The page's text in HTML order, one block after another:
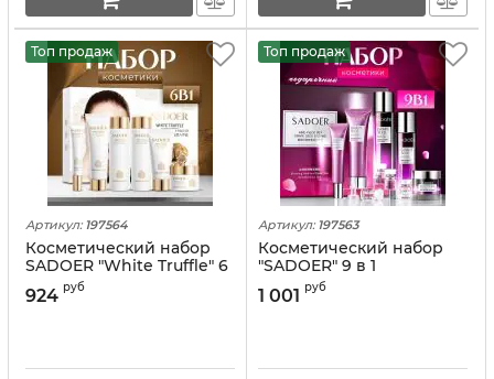
Топ продаж
Артикул: 197564
Косметический набор
SADOER "White Truffle" 6
924 руб
Топ продаж
Артикул: 197563
Косметический набор
"SADOER" 9 в 1
1 001 руб